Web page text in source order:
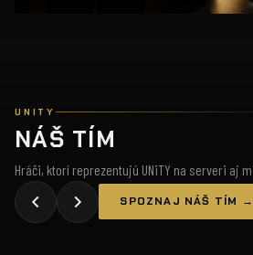
UNITY
NÁŠ TÍM
Hráči, ktorí reprezentujú UNiTY na serveri aj
SPOZNAJ NÁŠ TÍM →